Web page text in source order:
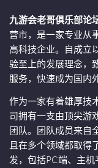
九游会老哥俱乐部论
营市，是一家专业从
高科技企业。自成立
验至上的发展理念，
服务，快速成为国内
作为一家有着雄厚技
司拥有一支由顶尖游
团队。团队成员来自
且在多个领域都取得
发，包括PC端、主